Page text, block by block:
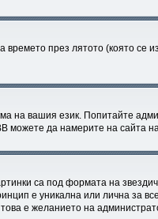
през лятото (която се
на вашия език. Попитайте
да намерите на сайта
са под формата на
е уникална или лична за
е желанието на